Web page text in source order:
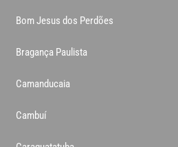
Bom Jesus dos Perdões
Bragança Paulista
Camanducaia
Cambuí